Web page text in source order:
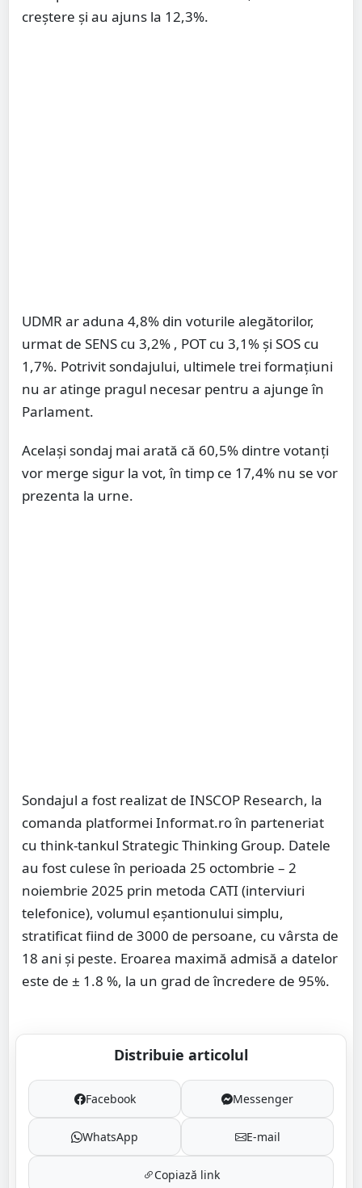
creștere și au ajuns la 12,3%.
UDMR ar aduna 4,8% din voturile alegătorilor,
urmat de SENS cu 3,2% , POT cu 3,1% și SOS cu
1,7%. Potrivit sondajului, ultimele trei formațiuni
nu ar atinge pragul necesar pentru a ajunge în
Parlament.
Același sondaj mai arată că 60,5% dintre votanți
vor merge sigur la vot, în timp ce 17,4% nu se vor
prezenta la urne.
Sondajul a fost realizat de INSCOP Research, la
comanda platformei Informat.ro în parteneriat
cu think-tankul Strategic Thinking Group. Datele
au fost culese în perioada 25 octombrie – 2
noiembrie 2025 prin metoda CATI (interviuri
telefonice), volumul eșantionului simplu,
stratificat fiind de 3000 de persoane, cu vârsta de
18 ani și peste. Eroarea maximă admisă a datelor
este de ± 1.8 %, la un grad de încredere de 95%.
Distribuie articolul
Facebook Messenger
WhatsApp E-mail
Copiază link